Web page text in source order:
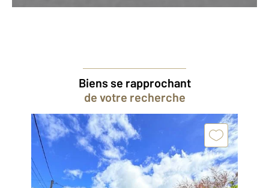
Biens se rapprochant
de votre recherche